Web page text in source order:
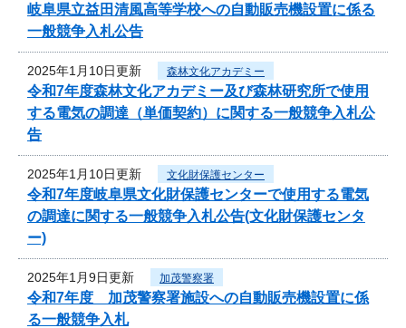
岐阜県立益田清風高等学校への自動販売機設置に係る
一般競争入札公告
2025年1月10日更新 森林文化アカデミー
令和7年度森林文化アカデミー及び森林研究所で使用
する電気の調達（単価契約）に関する一般競争入札公
告
2025年1月10日更新 文化財保護センター
令和7年度岐阜県文化財保護センターで使用する電気
の調達に関する一般競争入札公告(文化財保護センタ
ー)
2025年1月9日更新 加茂警察署
令和7年度 加茂警察署施設への自動販売機設置に係
る一般競争入札